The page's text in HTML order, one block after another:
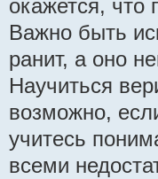
окажется,
Важно быть
ранит, а оно
Научиться
возможно,
учитесь
всеми